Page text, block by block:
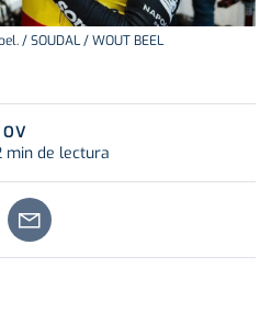
/ SOUDAL / WOUT BEEL
min de lectura